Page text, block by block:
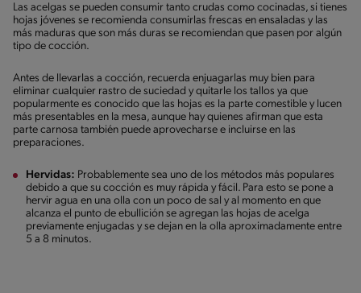
Las acelgas se pueden consumir tanto crudas como cocinadas, si tienes
hojas jóvenes se recomienda consumirlas frescas en ensaladas y las
más maduras que son más duras se recomiendan que pasen por algún
tipo de cocción.
Antes de llevarlas a cocción, recuerda enjuagarlas muy bien para
eliminar cualquier rastro de suciedad y quitarle los tallos ya que
popularmente es conocido que las hojas es la parte comestible y lucen
más presentables en la mesa, aunque hay quienes afirman que esta
parte carnosa también puede aprovecharse e incluirse en las
preparaciones.
Hervidas: Probablemente sea uno de los métodos más populares
debido a que su cocción es muy rápida y fácil. Para esto se pone a
hervir agua en una olla con un poco de sal y al momento en que
alcanza el punto de ebullición se agregan las hojas de acelga
previamente enjugadas y se dejan en la olla aproximadamente entre
5 a 8 minutos.